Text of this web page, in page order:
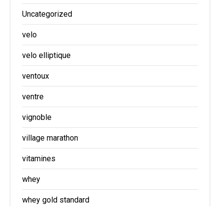
Uncategorized
velo
velo elliptique
ventoux
ventre
vignoble
village marathon
vitamines
whey
whey gold standard